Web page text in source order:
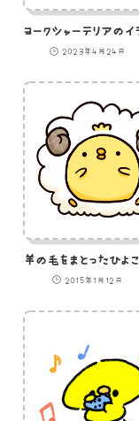
2023年4月24日
2015年1月12日